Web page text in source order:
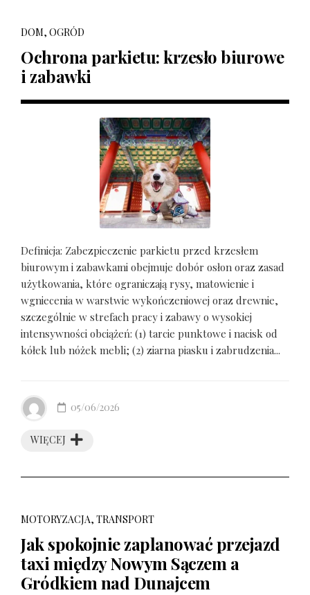
DOM, OGRÓD
Ochrona parkietu: krzesło biurowe
i zabawki
Definicja: Zabezpieczenie parkietu przed krzesłem
biurowym i zabawkami obejmuje dobór osłon oraz zasad
użytkowania, które ograniczają rysy, matowienie i
wgniecenia w warstwie wykończeniowej oraz drewnie,
szczególnie w strefach pracy i zabawy o wysokiej
intensywności obciążeń: (1) tarcie punktowe i nacisk od
kółek lub nóżek mebli; (2) ziarna piasku i zabrudzenia...
WIĘCEJ
05/06/2026
MOTORYZACJA, TRANSPORT
Jak spokojnie zaplanować przejazd
taxi między Nowym Sączem a
Gródkiem nad Dunajcem